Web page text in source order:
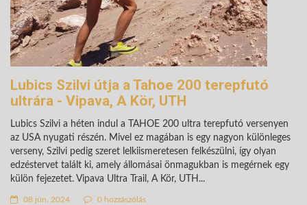
Lubics Szilvi útja a Tahoe 200 terepfutó
ultrára - Vipava, A Kör, UTH
Lubics Szilvi a héten indul a TAHOE 200 ultra terepfutó versenyen
az USA nyugati részén. Mivel ez magában is egy nagyon különleges
verseny, Szilvi pedig szeret lelkiismeretesen felkészülni, így olyan
edzéstervet talált ki, amely állomásai önmagukban is megérnek egy
külön fejezetet. Vipava Ultra Trail, A Kör, UTH...
08 jún. 2024 0 hozzászólás